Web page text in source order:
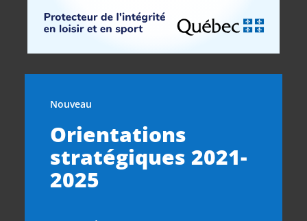
Nouveau
Orientations
stratégiques 2021-
2025